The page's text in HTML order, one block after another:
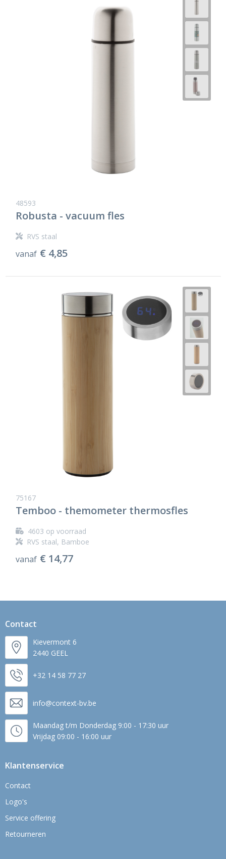
48593
Robusta - vacuum fles
RVS staal
vanaf € 4,85
75167
Temboo - themometer thermosfles
4603 op voorraad
RVS staal, Bamboe
vanaf € 14,77
Contact
Kievermont 6
2440 GEEL
+32 14 58 77 27
info@context-bv.be
Maandag t/m Donderdag 9:00 - 17:30 uur
Vrijdag 09:00 - 16:00 uur
Klantenservice
Contact
Logo's
Service offering
Retourneren